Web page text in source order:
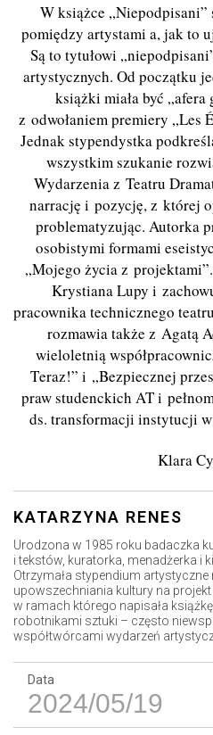
W książce „Niepodpisani”
pomiędzy artystami a, jak to
Są to tytułowi
artystycznych. Od początku
książki miała być „afera
z odwołaniem premiery „Les
Jednak stypendystka
wszystkim szukanie
Wydarzenia z Teatru
narrację i pozycję, z której
problematyzując. Autorka
osobistymi formami
„Mojego życia z
Krystiana Lupy i
pracownika technicznego
rozmawia także z Agatą
wieloletnią
Teraz!” i „Bezpiecznej
praw studenckich AT i
ds. transformacji instytucji
Klara
KATARZYNA RENES
Urodzona w 1985 roku badaczka
i tekstów, kuratorka, menadżerka i
Otrzymała stypendium
upowszechniania kultury na projekt
w ramach którego napisała
robotnikami sztuki – często
współtwórcami wydarzeń
Data
2024/05/19